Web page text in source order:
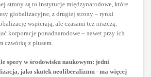
strony są to instytucje międzynarodowe, które
globalizacyjne, z drugiej strony – rynki
wspierają, ale czasami też niszczą.
korporacje ponadnarodowe – nawet przy ich
czwórkę z plusem.
spory w środowisku naukowym: jedni
jako skutek neoliberalizmu - ma więcej